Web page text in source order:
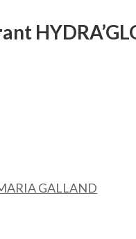
GALLAND